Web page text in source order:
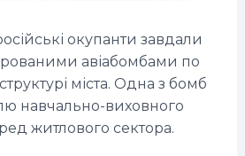
окупанти завдали
авіабомбами по
міста. Одна з бомб
навчально-виховного
житлового сектора.